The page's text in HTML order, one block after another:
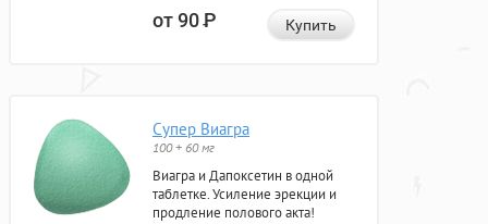
от 90Р Купить
Супер Виагра
100 + 60 мг
Виагра и Дапоксетин в одной
таблетке. Усиление эрекции и
продление полового акта!